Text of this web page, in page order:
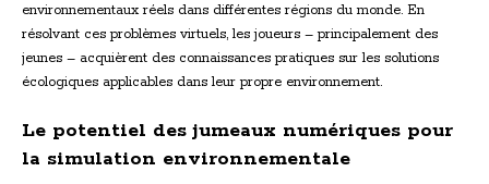
environnementaux réels dans différentes régions du monde. En
résolvant ces problèmes virtuels, les joueurs – principalement des
jeunes – acquièrent des connaissances pratiques sur les solutions
écologiques applicables dans leur propre environnement.
Le potentiel des jumeaux numériques pour
la simulation environnementale